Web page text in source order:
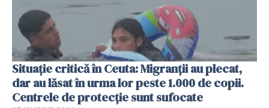
Situație critică în Ceuta: Migranții au plecat,
dar au lăsat în urma lor peste 1.000 de copii.
Centrele de protecție sunt sufocate